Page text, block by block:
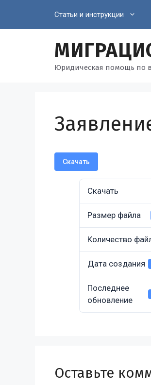
содержимому
Статьи и инструкции
Юридическая помощь по
Скачать
Скачать
Размер файла
Количество
Дата создания
Последнее
обновление
Оставьте